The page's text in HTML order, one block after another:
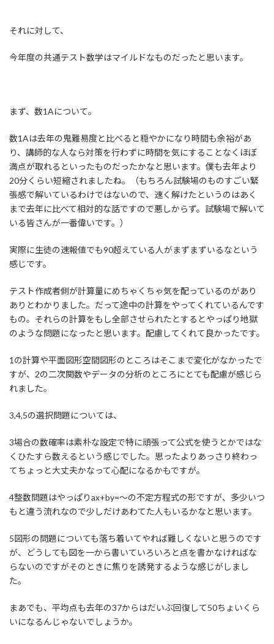
それに対して、
今年度の共通テスト数学はマイルドなものだったと思います。
まず、数1Aについて。
数1Aは去年の鬼難易度と比べると穏やかになり時間も余裕があ
り、講師的な人なら対策を行わずに時間を気にすることなくほぼ
満点が取れるといったものだったかなと思います。僕も去年より
20分くらい短縮されましたね。（もちろん試験場のものすごい緊
張感で解いているわけではないので、速く解けたというのはあく
まで去年に比べて相対的な話ですので悪しからず。試験場で解いて
いる皆さんが一番偉いです。）
実際に生徒の速報値でも90超えている人がまずまずいるなという
感じです。
テスト作成者側が計算量にめちゃくちゃ気を配っているのがあり
ありとわかりました。だって途中の計算をやってくれているんです
もの。それらの計算をもし全部させられたとするとやっぱり地獄
のような問題になったと思います。配慮してくれて良かったです。
1の計算や平面図形空間図形のところはそこまで変化がなかったで
すが、2の二次関数やデータの分析のところにとても配慮が感じら
れました。
3,4,5の選択問題については、
3場合の数確率は素朴な設定で特に頑張って公式を使うとかではな
くひたすら数えるという感じでした。思ったよりあっさり終わっ
てちょっと大丈夫かなって心配になるかもですが。
4整数問題はやっぱりax+by=～の不定方程式の形ですが、多少いつ
もと違う流れなので少しだけあわてた人もいるかなと思います。
5図形の問題についても落ち着いてやれば難しくないと思うのです
が、どうしても図を一から書いていろいろと点を書かなければな
らないのですがそのときに焦りを誘発するような感じがしまし
た。
まあでも、平均点も去年の37からはだいぶ回復して50ちょいくら
いになるんじゃないでしょうか。